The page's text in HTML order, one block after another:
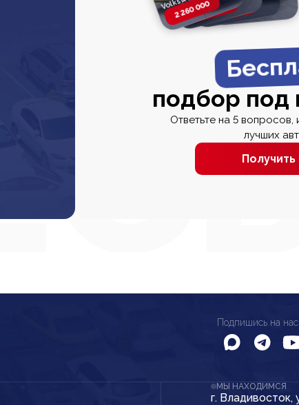
2 260 0002 820 000
2 820 0002 670 000
подбор
Ответьте на 5
лучших
Подпишись на нас
МЫ НАХОДИМСЯ
г. Владивосток,